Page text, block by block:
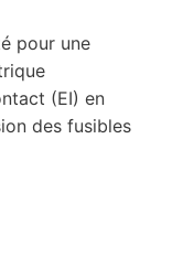
pour une
(EI) en
des fusibles